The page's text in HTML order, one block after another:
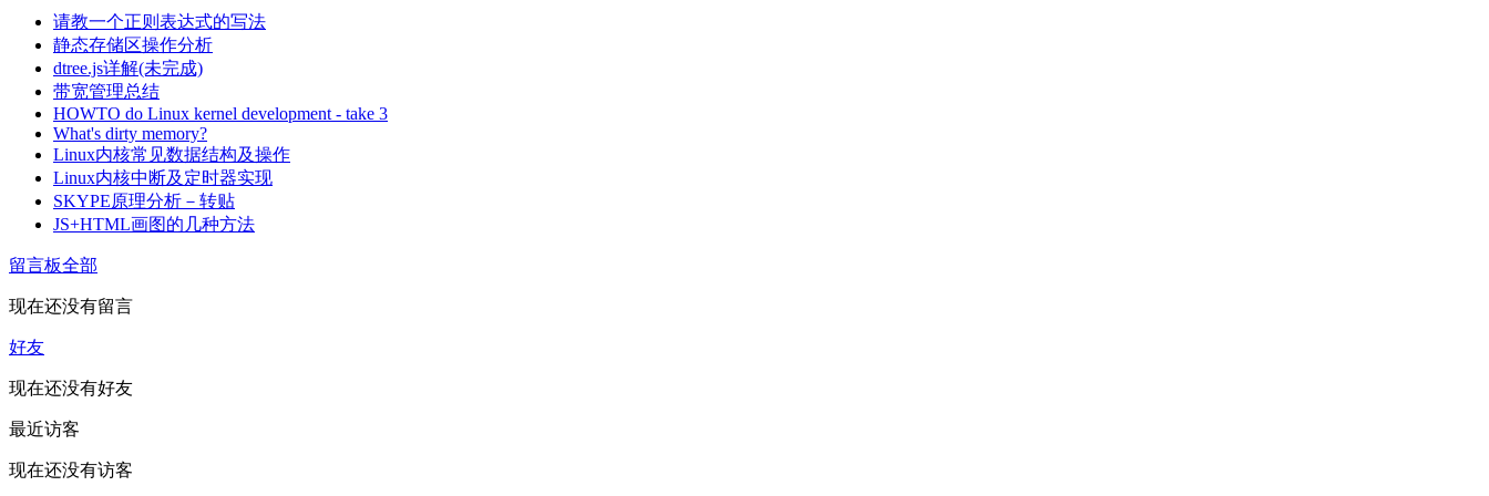
请教一个正则表达式的写法
静态存储区操作分析
dtree.js详解(未完成)
带宽管理总结
HOWTO do Linux kernel development - take 3
What's dirty memory?
Linux内核常见数据结构及操作
Linux内核中断及定时器实现
SKYPE原理分析－转贴
JS+HTML画图的几种方法
留言板全部
现在还没有留言
好友
现在还没有好友
最近访客
现在还没有访客